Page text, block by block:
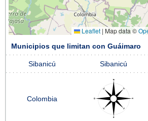
Leaflet | Map data ©
Municipios que limitan con Guáimaro
Sibanicú Sibanicú
Colombia